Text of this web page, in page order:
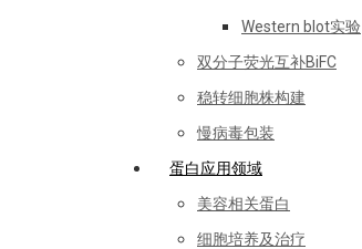
Western blot实验
双分子荧光互补BiFC
稳转细胞株构建
慢病毒包装
蛋白应用领域
美容相关蛋白
细胞培养及治疗